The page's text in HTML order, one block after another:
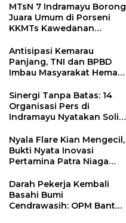
MTsN 7 Indramayu Borong
Juara Umum di Porseni
KKMTs Kawedanan
Antisipasi Kemarau
Panjang, TNI dan BPBD
Imbau Masyarakat Hemat
Kebakaran
Sinergi Tanpa Batas: 14
Organisasi Pers di
Indramayu Nyatakan Solid
Nyala Flare Kian Mengecil,
Bukti Nyata Inovasi
Pertamina Patra Niaga
Net Zero Emission 2060
Darah Pekerja Kembali
Basahi Bumi
Cendrawasih: OPM Bantai